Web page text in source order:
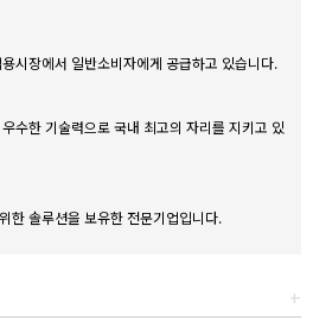
시장에서 일반소비자에게 공급하고 있습니다.
수한 기술력으로 국내 최고의 자리를 지키고 있
한 솔루션을 보유한 전문기업입니다.
+